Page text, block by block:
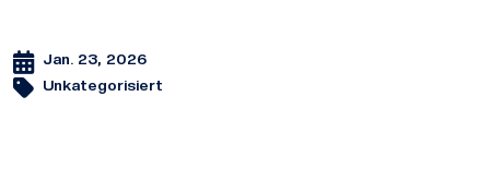
Jan. 23, 2026
Unkategorisiert